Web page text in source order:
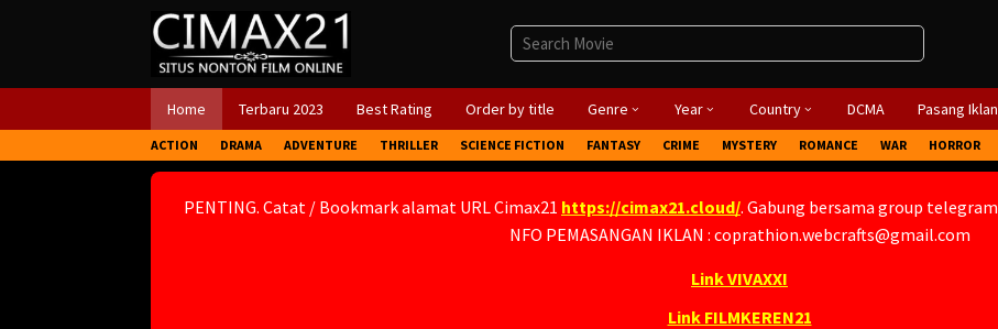
Home Terbaru 2023 Best Rating Order by title Genre Year Country DCMA Pasang Iklan
ACTION DRAMA ADVENTURE THRILLER SCIENCE FICTION FANTASY CRIME MYSTERY ROMANCE WAR HORROR
PENTING. Catat / Bookmark alamat URL Cimax21 https://cimax21.cloud/ . Gabung bersama group telegram
NFO PEMASANGAN IKLAN : coprathion.webcrafts@gmail.com
Link VIVAXXI
Link FILMKEREN21